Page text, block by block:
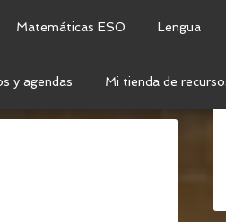
Matemáticas ESO Lengua
y agendas Mi tienda de
O AY?